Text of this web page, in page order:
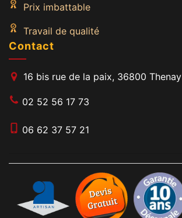
Prix imbattable
Travail de qualité
Contact
16 bis rue de la paix, 36800 Thenay
02 52 56 17 73
06 62 37 57 21